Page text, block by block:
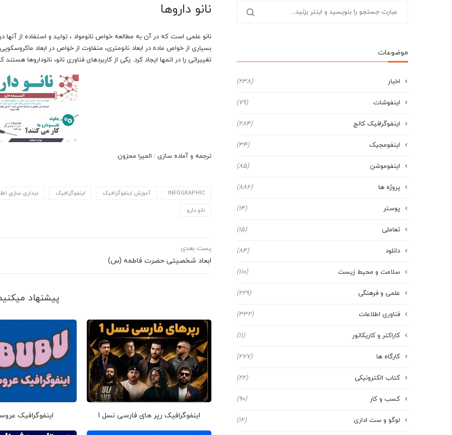
نانو داروها
نانو علمی است که در آن به مطالعه خواص نانومواد ، تولید و استفاده از
بسیاری از خواص ماده در ابعاد نانومتری، متفاوت از خواص در ابعاد
تغییراتی را در اتمها ایجاد کرد. یکی از کاربردهای فناوری نانو، نانوداروها
ترجمه و آماده سازی : المیرا محزون
INFOGRAPHIC آموزش اینفوگرافیک اینفوگرافیک دیداری سازی
نانو دارو
پست بعدی
ابعاد شخصیتی حضرت فاطمه (س)
پیشنهاد می‎کنیم ببینید
اینفوگرافیک اینفوگرافیک رپر های فارسی نسل 1
موضوعات
اخبار (238)
اینفوشات (79)
اینفوگرافیک کالج (284)
اینفومجیک (34)
اینفوموشن (85)
پروژه ها (886)
پوستر (14)
تعاملی (15)
دانلود (84)
سلامت و محیط زیست (110)
علمی و فرهنگی (229)
فناوری اطلاعات (332)
کاراکتر و کاریکاتور (11)
کارگاه ها (277)
کتاب الکترونیکی (22)
کسب و کار (90)
لوگو و ست اداری (12)